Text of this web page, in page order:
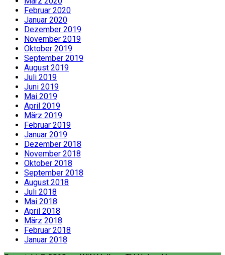
Februar 2020
Januar 2020
Dezember 2019
November 2019
Oktober 2019
September 2019
August 2019
Juli 2019
Juni 2019
Mai 2019
April 2019
März 2019
Februar 2019
Januar 2019
Dezember 2018
November 2018
Oktober 2018
September 2018
August 2018
Juli 2018
Mai 2018
April 2018
März 2018
Februar 2018
Januar 2018